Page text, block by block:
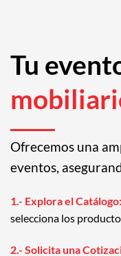
Tu
Ofrecemos una
eventos,
1.- Explora el Catálogo:
selecciona los
2.- Solicita una